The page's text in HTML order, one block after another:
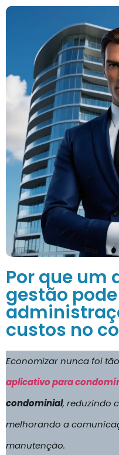
Por que um
gestão
custos no
Economizar nunca foi
aplicativo para
condominial, reduzindo
melhorando a
manutenção.